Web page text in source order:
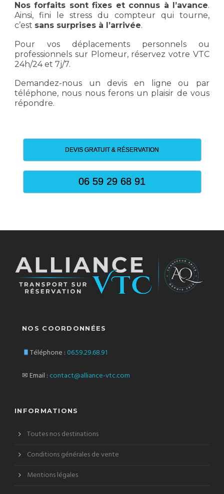
Nos forfaits sont fixes et connus à l’avance.
Ainsi, fini le stress du compteur qui tourne,
c’est sans surprises à l’arrivée.
Pour vos déplacements personnels ou
professionnels sur Plomeur, réservez votre VTC
24h/24 et 7j/7.
Demandez-nous un devis en ligne ou par
téléphone, nous nous ferons un plaisir de vous
répondre.
DEVIS GRATUIT & RÉSERVATION
06 59 29 68 91
NOS COORDONNÉES
Téléphone : 06.59.29.68.91
✉ Email : contact@alliance-vtc.com
INFORMATIONS
Toutes nos destinations
Conditions générales de vente
Mentions légales